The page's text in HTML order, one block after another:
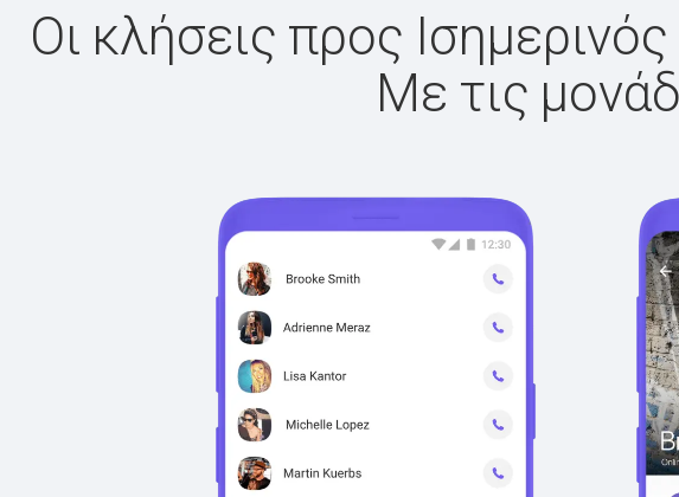
Οι κλήσεις προς
Με τις